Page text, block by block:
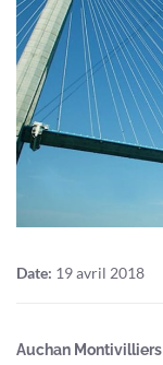
Date: 19 avril 2018
Auchan Montivilliers